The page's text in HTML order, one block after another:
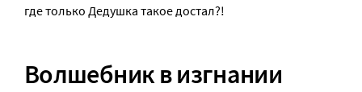
где только Дедушка такое достал?!
Волшебник в изгнании